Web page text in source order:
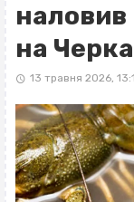
наловив
на
13 травня 2026,